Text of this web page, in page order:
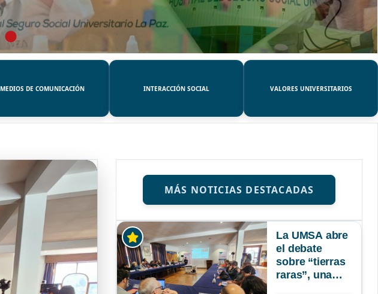
MEDIOS DE COMUNICACIÓN INTERACCIÓN SOCIAL VALORES UNIVERSITARIOS
MÁS NOTICIAS DESTACADAS
La UMSA abre
el debate
sobre “tierras
raras”, una